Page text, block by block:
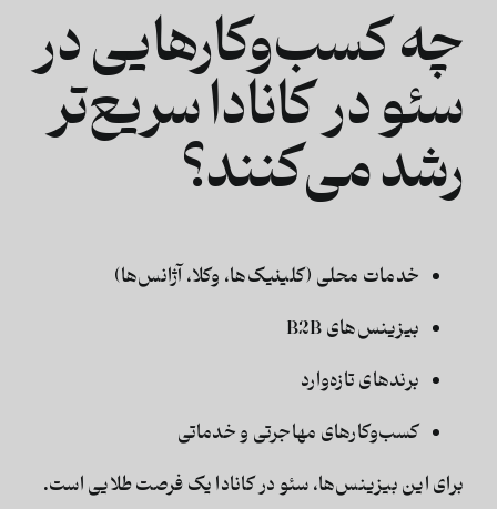
چه کسب‌وکارهایی در
سئو در کانادا سریع‌تر
رشد می‌کنند؟
خدمات محلی (کلینیک‌ها، وکلا، آژانس‌ها)
بیزینس‌های B2B
برندهای تازه‌وارد
کسب‌وکارهای مهاجرتی و خدماتی
برای این بیزینس‌ها،سئو در کانادا یک فرصت طلایی است.